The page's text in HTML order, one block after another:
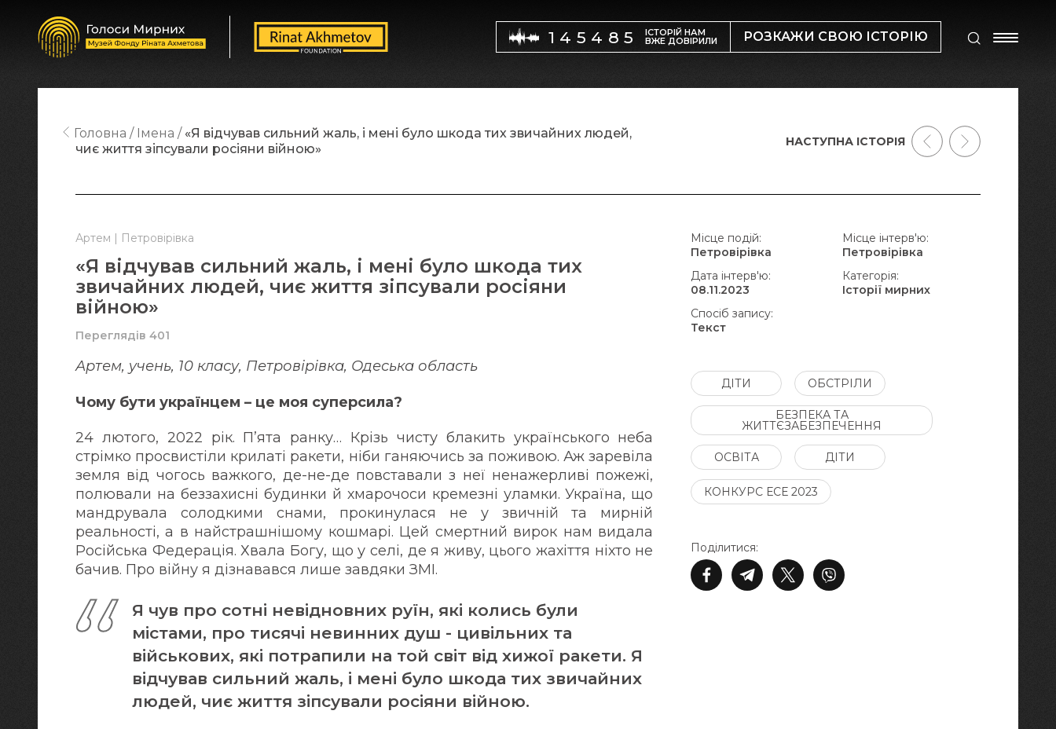
145485 ІСТОРІЙ НАМ
ВЖЕ ДОВІРИЛИ РОЗКАЖИ СВОЮ ІСТОРІЮ
Артем | Петровірівка
«Я відчував сильний жаль, і мені було шкода тих
звичайних людей, чиє життя зіпсували росіяни
війною»
Переглядів 401
Артем, учень, 10 класу, Петровірівка, Одеська область
Чому бути українцем – це моя суперсила?
24 лютого, 2022 рік. П’ята ранку… Крізь чисту блакить українського неба
стрімко просвистіли крилаті ракети, ніби ганяючись за поживою. Аж заревіла
земля від чогось важкого, де-не-де повставали з неї ненажерливі пожежі,
полювали на беззахисні будинки й хмарочоси кремезні уламки. Україна, що
мандрувала солодкими снами, прокинулася не у звичній та мирній
реальності, а в найстрашнішому кошмарі. Цей смертний вирок нам видала
Російська Федерація. Хвала Богу, що у селі, де я живу, цього жахіття ніхто не
бачив. Про війну я дізнавався лише завдяки ЗМІ.
Я чув про сотні невідновних руїн, які колись були
містами, про тисячі невинних душ - цивільних та
військових, які потрапили на той світ від хижої ракети. Я
відчував сильний жаль, і мені було шкода тих звичайних
людей, чиє життя зіпсували росіяни війною.
Головна Імена
«Я відчував сильний жаль, і мені було шкода тих звичайних людей,
чиє життя зіпсували росіяни війною»
Поділитися:
Місце подій:
Петровірівка
Місце інтерв'ю:
Петровірівка
Дата інтерв'ю:
08.11.2023
Категорія:
Історії мирних
Спосіб запису:
Текст
ДІТИ ОБСТРІЛИ
БЕЗПЕКА ТА
ЖИТТЄЗАБЕЗПЕЧЕННЯ
ОСВІТА ДІТИ
КОНКУРС ЕСЕ 2023
НАСТУПНА ІСТОРІЯ